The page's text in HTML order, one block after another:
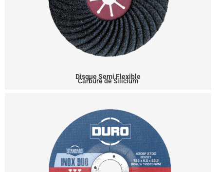
Disque Semi Flexible
Carbure de Silicium